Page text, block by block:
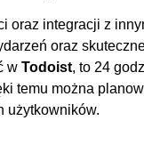
oraz integracji z
oraz
w Todoist, to 24
temu można
użytkowników.